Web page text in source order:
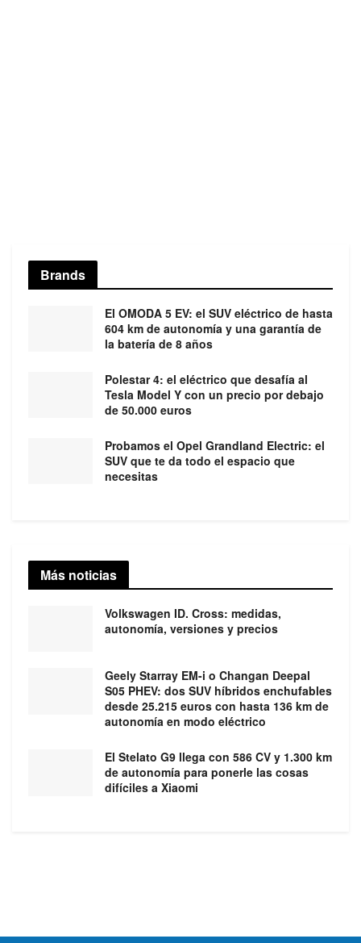
Brands
El OMODA 5 EV: el SUV eléctrico de hasta
604 km de autonomía y una garantía de
la batería de 8 años
Polestar 4: el eléctrico que desafía al
Tesla Model Y con un precio por debajo
de 50.000 euros
Probamos el Opel Grandland Electric: el
SUV que te da todo el espacio que
necesitas
Más noticias
Volkswagen ID. Cross: medidas,
autonomía, versiones y precios
Geely Starray EM-i o Changan Deepal
S05 PHEV: dos SUV híbridos enchufables
desde 25.215 euros con hasta 136 km de
autonomía en modo eléctrico
El Stelato G9 llega con 586 CV y 1.300 km
de autonomía para ponerle las cosas
difíciles a Xiaomi